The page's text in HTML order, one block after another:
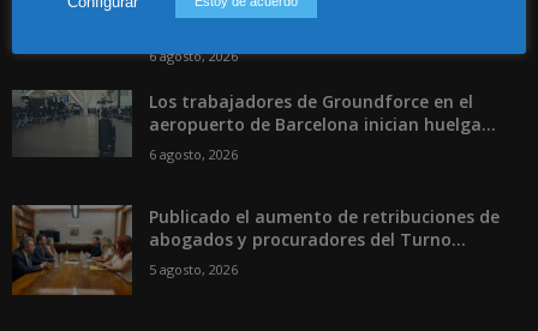
prevención deficiente...
6 agosto, 2026
Los trabajadores de Groundforce en el
aeropuerto de Barcelona inician huelga...
6 agosto, 2026
Publicado el aumento de retribuciones de
abogados y procuradores del Turno...
5 agosto, 2026